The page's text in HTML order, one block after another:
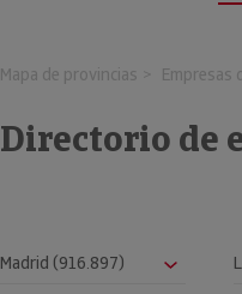
Mapa de provincias Empresas
Directorio de